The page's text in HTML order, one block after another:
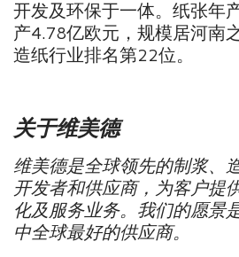
开发及环保于一体。纸张年
产4.78亿欧元，规模居河南
造纸行业排名第22位。
关于维美德
维美德是全球领先的制浆、
开发者和供应商，为客户提
化及服务业务。 我们的愿景
中全球最好的供应商。